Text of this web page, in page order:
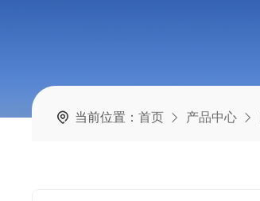
当前位置：首页 产品中心